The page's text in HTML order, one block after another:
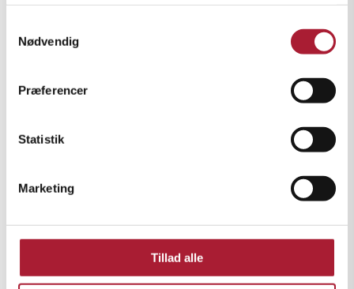
Nødvendig
Præferencer
Statistik
Marketing
Tillad alle
autoriseret elektriker for at sikre korrekt tilkobling og
Ved at følge disse råd får du en sikker, effektiv og
strømgeneratorer
En generator kan bruges både som supplement til det
eksisterende elnet, som nødstrømsløsning eller som en
mobil strømkilde. Mindre, bærbare modeller er
populære, hvor der ikke er adgang til offentlig strøm –
for eksempel til camping, sommerhus eller for at drive